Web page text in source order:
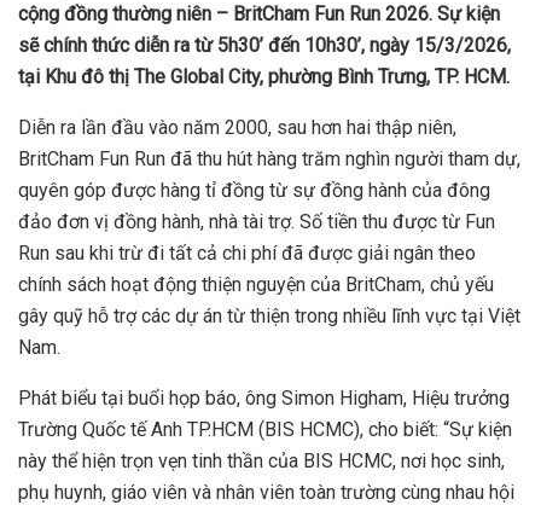
cộng đồng thường niên – BritCham Fun Run 2026. Sự kiện
sẽ chính thức diễn ra từ 5h30’ đến 10h30’, ngày 15/3/2026,
tại Khu đô thị The Global City, phường Bình Trưng, TP. HCM.
Diễn ra lần đầu vào năm 2000, sau hơn hai thập niên,
BritCham Fun Run đã thu hút hàng trăm nghìn người tham dự,
quyên góp được hàng tỉ đồng từ sự đồng hành của đông
đảo đơn vị đồng hành, nhà tài trợ. Số tiền thu được từ Fun
Run sau khi trừ đi tất cả chi phí đã được giải ngân theo
chính sách hoạt động thiện nguyện của BritCham, chủ yếu
gây quỹ hỗ trợ các dự án từ thiện trong nhiều lĩnh vực tại Việt
Nam.
Phát biểu tại buổi họp báo, ông Simon Higham, Hiệu trưởng
Trường Quốc tế Anh TP.HCM (BIS HCMC), cho biết: “Sự kiện
này thể hiện trọn vẹn tinh thần của BIS HCMC, nơi học sinh,
phụ huynh, giáo viên và nhân viên toàn trường cùng nhau hội